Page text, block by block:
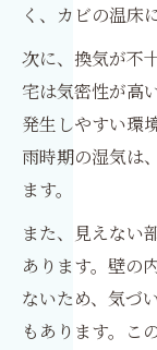
く、カビの温床
次に、換気が不
宅は気密性が高
発生しやすい環
雨時期の湿気は
ます。
また、見えない
あります。壁の
ないため、気づ
もあります。こ